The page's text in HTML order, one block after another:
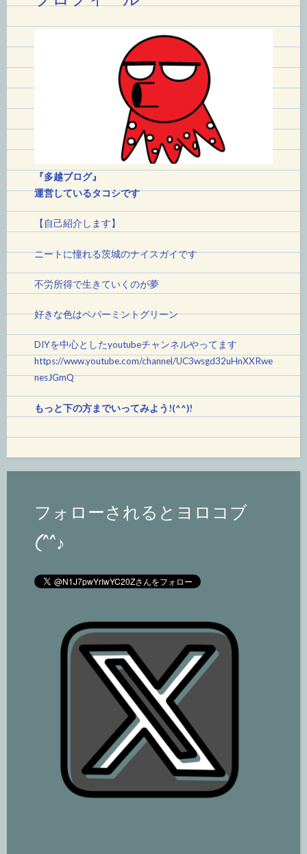
さ
ん
「い
ち
コ
メ
ン
ト
す
ん
な」”
『多越ブログ』
運営しているタコシです
【自己紹介します】
ニートに憧れる茨城のナイスガイです
不労所得で生きていくのが夢
好きな色はペパーミントグリーン
DIYを中心としたyoutubeチャンネルやってます
https://www.youtube.com/channel/UC3wsgd32uHnXXRwe
nesJGmQ
もっと下の方までいってみよう!(^^)!
フォローされるとヨロコブ
(^^♪